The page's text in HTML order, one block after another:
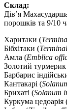
Склад:
Дів’я
порошків та 9/10
Харитаки (
Бібхітаки (
Амла (Emblica
Золотий
Барбарис
Кантакарі (
Брихаті (Solanum
Куркума цедоарія